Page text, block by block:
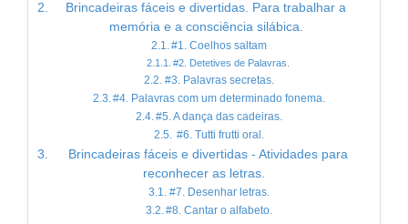
Brincadeiras fáceis e divertidas. Para trabalhar a
memória e a consciência silábica.
#1. Coelhos saltam
#2. Detetives de Palavras.
#3. Palavras secretas.
#4. Palavras com um determinado fonema.
#5. A dança das cadeiras.
#6. Tutti frutti oral.
Brincadeiras fáceis e divertidas - Atividades para
reconhecer as letras.
#7. Desenhar letras.
#8. Cantar o alfabeto.